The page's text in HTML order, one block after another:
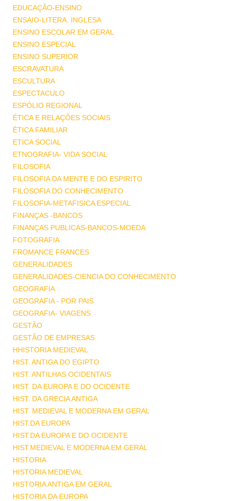
EDUCAÇÃO-ENSINO
ENSAIO-LITERA. INGLESA
ENSINO ESCOLAR EM GERAL
ENSINO ESPECIAL
ENSINO SUPERIOR
ESCRAVATURA
ESCULTURA
ESPECTACULO
ESPÓLIO REGIONAL
ÉTICA E RELAÇÕES SOCIAIS
ÉTICA FAMILIAR
ETICA SOCIAL
ETNOGRAFIA- VIDA SOCIAL
FILOSOFIA
FILOSOFIA DA MENTE E DO ESPIRITO
FILOSOFIA DO CONHECIMENTO
FILOSOFIA-METAFISICA ESPECIAL
FINANÇAS -BANCOS
FINANÇAS PUBLICAS-BANCOS-MOEDA
FOTOGRAFIA
FROMANCE FRANCES
GENERALIDADES
GENERALIDADES-CIENCIA DO CONHECIMENTO
GEOGRAFIA
GEOGRAFIA - POR PAIS
GEOGRAFIA- VIAGENS
GESTÃO
GESTÃO DE EMPRESAS
HHISTORIA MEDIEVAL
HIST. ANTIGA DO EGIPTO
HIST. ANTILHAS OCIDENTAIS
HIST. DA EUROPA E DO OCIDENTE
HIST. DA GRECIA ANTIGA
HIST. MEDIEVAL E MODERNA EM GERAL
HIST.DA EUROPA
HIST.DA EUROPA E DO OCIDENTE
HIST.MEDIEVAL E MODERNA EM GERAL
HISTORIA
HISTORIA MEDIEVAL
HISTORIA ANTIGA EM GERAL
HISTORIA DA EUROPA